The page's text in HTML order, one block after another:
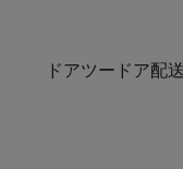
ドアツードア配